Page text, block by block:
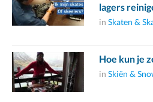
lagers
in Skaten &
Hoe kun je
in Skiën &